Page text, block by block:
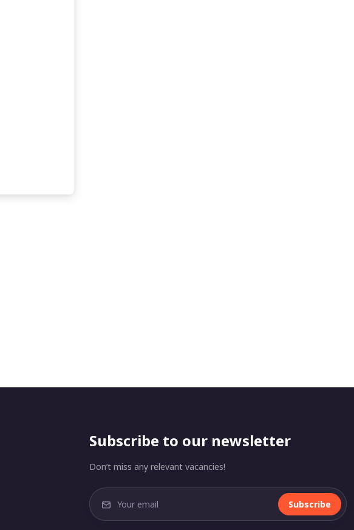
Subscribe to our newsletter
Don’t miss any relevant vacancies!
Subscribe